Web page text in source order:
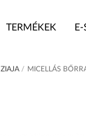
TERMÉKEK
ZIAJA / MICELLÁS